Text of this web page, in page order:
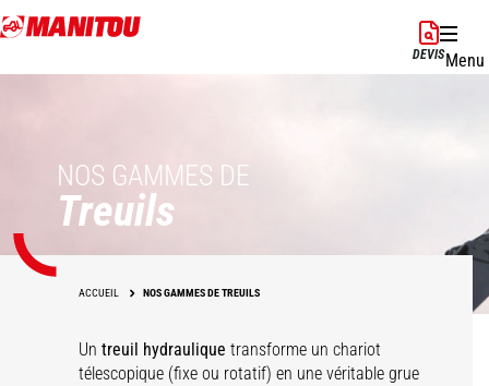
Aller
au
DEVISMenu
NOS GAMMES DE
Treuils
ACCUEIL NOS GAMMES DE TREUILS
Untreuil hydraulique transforme un chariot
télescopique (fixe ou rotatif) en une véritable grue